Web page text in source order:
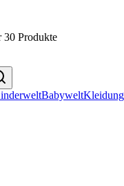
30 Produkte
BabyweltKleidung